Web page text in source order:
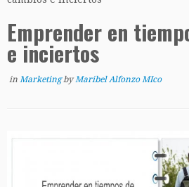
Emprender en
e inciertos
in MarketingbyMaribel Alfonzo MIco